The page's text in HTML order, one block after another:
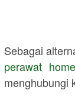
Sebagai
perawat
menghubungi